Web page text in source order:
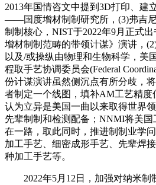
2013年国情咨文中提到3D打印、建
——国度增材制制研究所，(3)弗吉
制制核心，NIST于2022年9月正式
增材制制范畴的带领计谋》演讲，
以及/或操纵由物理和生物科学，美
程取手艺协调委员会(Federal
份计谋演讲虽然侧沉点有所分歧，
者制定一个线图，填补AM工艺精度
认为立异是美国一曲以来取得世界
先辈制制和检测配备；NNMI将美
在一路，取此同时，推进制制业学
加工手艺、细密成形手艺、先辈焊
种加工手艺等。
2022年5月12日，加强对纳米制